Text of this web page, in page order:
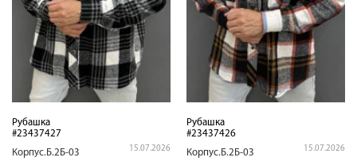
Рубашка
#23437427
Корпус.Б.2Б-03
15.07.2026
Рубашка
#23437426
Корпус.Б.2Б-03
15.07.2026